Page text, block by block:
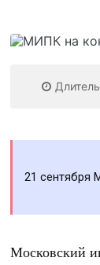
21 сентября
Московский